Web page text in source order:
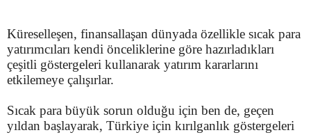
Küreselleşen, finansallaşan dünyada özellikle sıcak para
yatırımcıları kendi önceliklerine göre hazırladıkları
çeşitli göstergeleri kullanarak yatırım kararlarını
etkilemeye çalışırlar.
Sıcak para büyük sorun olduğu için ben de, geçen
yıldan başlayarak, Türkiye için kırılganlık göstergeleri